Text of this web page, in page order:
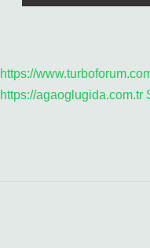
https://
https://agaoglugida.com.tr